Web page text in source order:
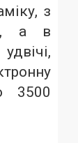
з
а в
3500